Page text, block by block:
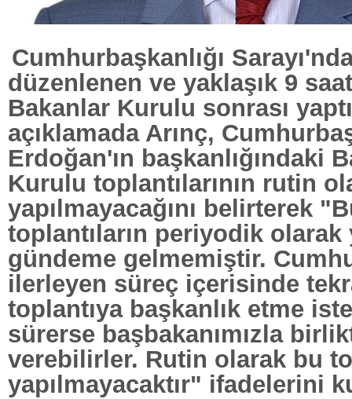
Cumhurbaşkanlığı
düzenlenen ve yaklaşık 9
Bakanlar Kurulu sonrası
açıklamada Arınç,
Erdoğan'ın başkanlığındaki
Kurulu toplantılarının rutin
yapılmayacağını belirterek
toplantıların periyodik olarak
gündeme gelmemiştir.
ilerleyen süreç içerisinde
toplantıya başkanlık etme
sürerse başbakanımızla
verebilirler. Rutin olarak bu
yapılmayacaktır" ifadelerini